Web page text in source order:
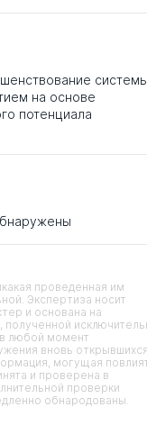
на основе
потенциала
проведенная им
Экспертиза носит
и основана на
любой момент
вновь
могущая
и проверена в
проверки
обнародованы.